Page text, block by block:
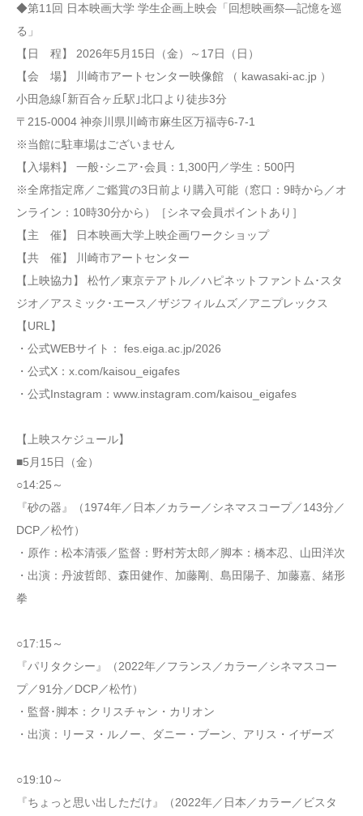
◆第11回 日本映画大学 学生企画上映会「回想映画祭―記憶を巡
る」
【日 程】 2026年5月15日（金）～17日（日）
【会 場】 川崎市アートセンター映像館 （ kawasaki-ac.jp ）
小田急線｢新百合ヶ丘駅｣北口より徒歩3分
〒215-0004 神奈川県川崎市麻生区万福寺6-7-1
※当館に駐車場はございません
【入場料】 一般･シニア･会員：1,300円／学生：500円
※全席指定席／ご鑑賞の3日前より購入可能（窓口：9時から／オ
ンライン：10時30分から）［シネマ会員ポイントあり］
【主 催】 日本映画大学上映企画ワークショップ
【共 催】 川崎市アートセンター
【上映協力】 松竹／東京テアトル／ハピネットファントム･スタ
ジオ／アスミック･エース／ザジフィルムズ／アニプレックス
【URL】
・公式WEBサイト： fes.eiga.ac.jp/2026
・公式X：x.com/kaisou_eigafes
・公式Instagram：www.instagram.com/kaisou_eigafes
【上映スケジュール】
■5月15日（金）
○14:25～
『砂の器』（1974年／日本／カラー／シネマスコープ／143分／
DCP／松竹）
・原作：松本清張／監督：野村芳太郎／脚本：橋本忍、山田洋次
・出演：丹波哲郎、森田健作、加藤剛、島田陽子、加藤嘉、緒形
拳
○17:15～
『パリタクシー』（2022年／フランス／カラー／シネマスコー
プ／91分／DCP／松竹）
・監督･脚本：クリスチャン・カリオン
・出演：リーヌ・ルノー、ダニー・ブーン、アリス・イザーズ
○19:10～
『ちょっと思い出しただけ』（2022年／日本／カラー／ビスタ